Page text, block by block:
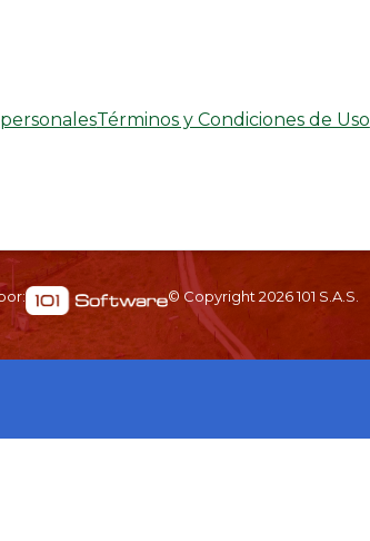
Términos y Condiciones de Uso
© Copyright 2026101 S.A.S.